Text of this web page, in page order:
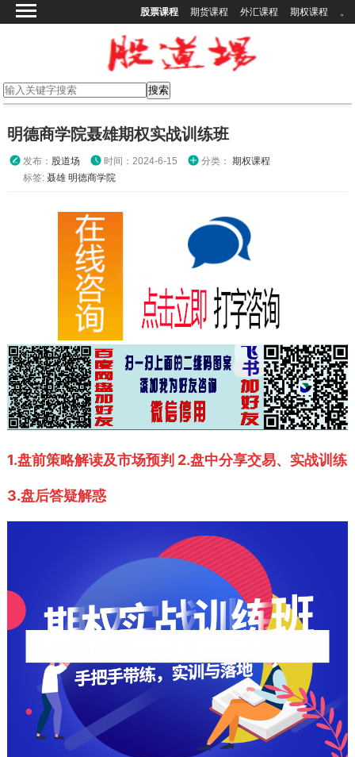
股票课程 期货课程 外汇课程 期权课程 。
期货课程
外汇课程
高校课程
明德商学院聂雄期权实战训练班
发布： 股道场 时间：2024-6-15 分类： 期权课程
标签: 聂雄 明德商学院
1.盘前策略解读及市场预判 2.盘中分享交易、实战训练
3.盘后答疑解惑